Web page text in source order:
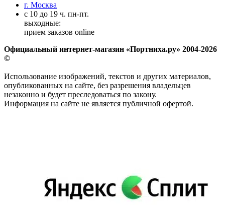
г. Москва
с 10 до 19 ч. пн-пт.
выходные:
прием заказов online
Официальный интернет-магазин «Портниха.ру» 2004-2026
©
Использование изображений, текстов и других материалов,
опубликованных на сайте, без разрешения владельцев
незаконно и будет преследоваться по закону.
Информация на сайте не является публичной офертой.